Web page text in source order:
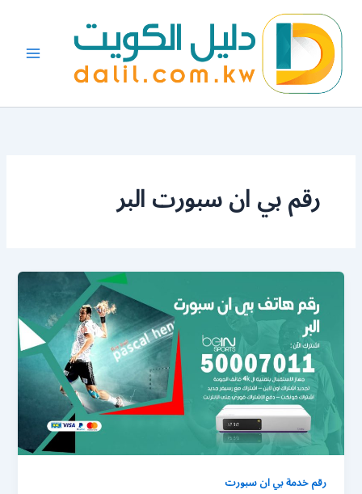
المحتوى
رقم بي ان سبورت البر
رقم خدمة بي ان سبورت